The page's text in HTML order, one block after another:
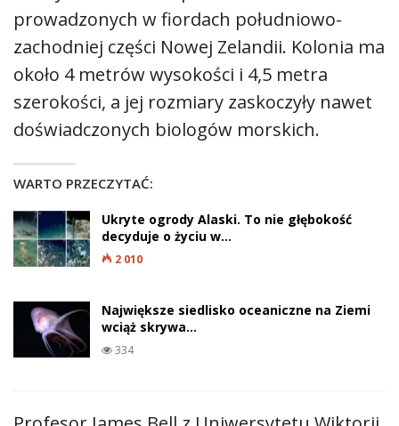
prowadzonych w fiordach południowo-
zachodniej części Nowej Zelandii. Kolonia ma
około 4 metrów wysokości i 4,5 metra
szerokości, a jej rozmiary zaskoczyły nawet
doświadczonych biologów morskich.
WARTO PRZECZYTAĆ:
Ukryte ogrody Alaski. To nie głębokość
decyduje o życiu w…
2 010
Największe siedlisko oceaniczne na Ziemi
wciąż skrywa…
334